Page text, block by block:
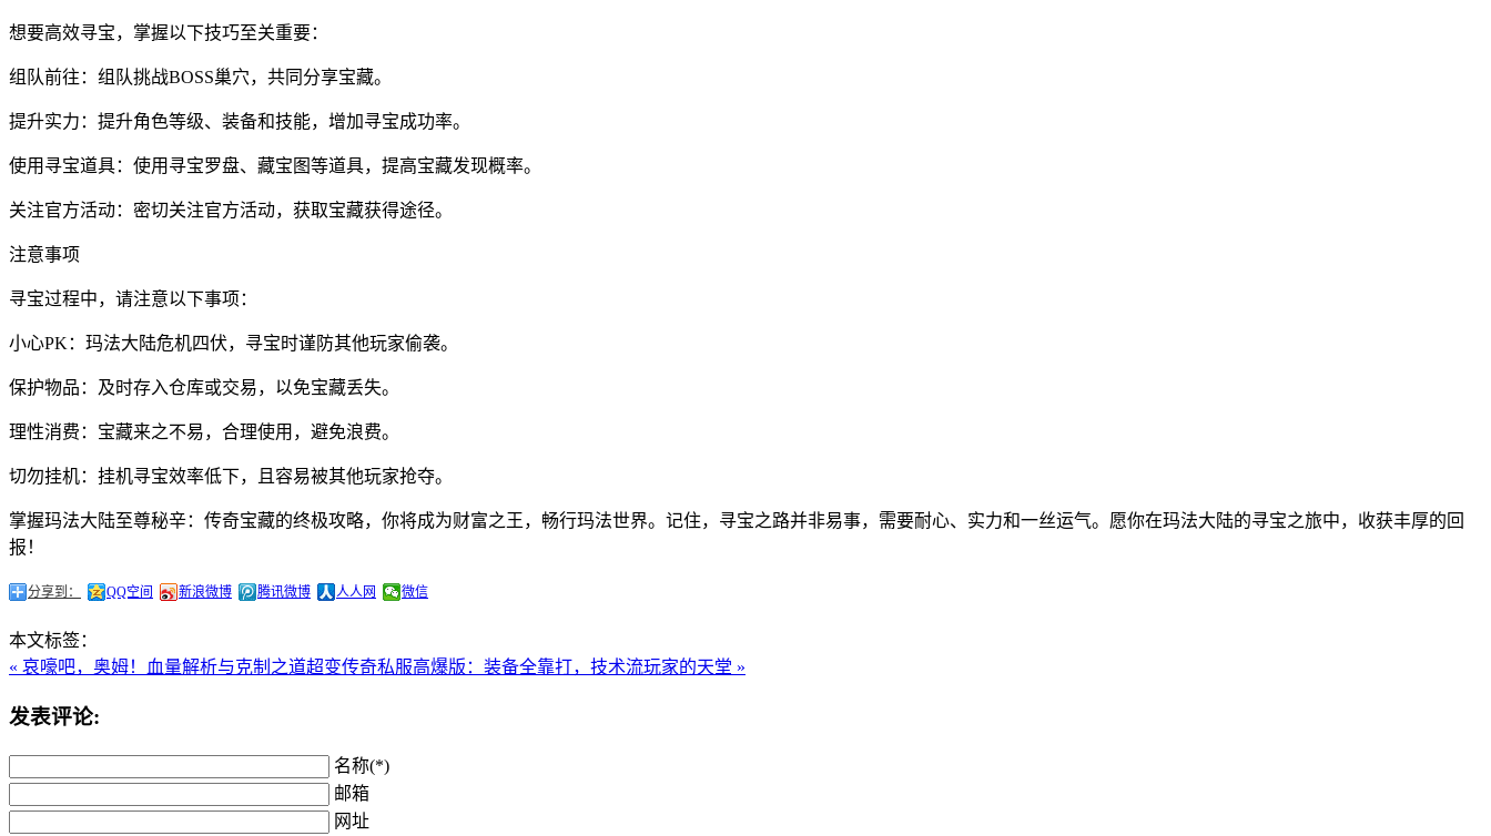
想要高效寻宝，掌握以下技巧至关重要：
组队前往：组队挑战BOSS巢穴，共同分享宝藏。
提升实力：提升角色等级、装备和技能，增加寻宝成功率。
使用寻宝道具：使用寻宝罗盘、藏宝图等道具，提高宝藏发现概率。
关注官方活动：密切关注官方活动，获取宝藏获得途径。
注意事项
寻宝过程中，请注意以下事项：
小心PK：玛法大陆危机四伏，寻宝时谨防其他玩家偷袭。
保护物品：及时存入仓库或交易，以免宝藏丢失。
理性消费：宝藏来之不易，合理使用，避免浪费。
切勿挂机：挂机寻宝效率低下，且容易被其他玩家抢夺。
掌握玛法大陆至尊秘辛：传奇宝藏的终极攻略，你将成为财富之王，畅行玛法世界。记住，寻宝之路并非易事，需要耐心、实力和一丝运气。愿你在玛法大陆的寻宝之旅中，收获丰厚的回
报！
分享到： QQ空间 新浪微博 腾讯微博 人人网 微信
本文标签：
« 哀嚎吧，奥姆！血量解析与克制之道超变传奇私服高爆版：装备全靠打，技术流玩家的天堂 »
发表评论:
名称(*)
邮箱
网址